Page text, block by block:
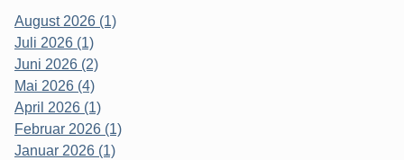
August 2026 (1)
Juli 2026 (1)
Juni 2026 (2)
Mai 2026 (4)
April 2026 (1)
Februar 2026 (1)
Januar 2026 (1)